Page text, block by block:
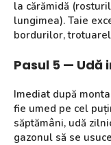
la cărămidă
lungimea). Taie
bordurilor,
Pasul 5 — Udă
Imediat după
fie umed pe cel
săptămâni, udă
gazonul să se